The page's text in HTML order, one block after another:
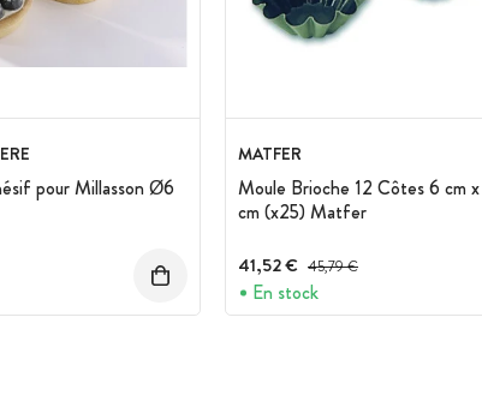
pour Millasson Ø6
MATFER
Moule Brioche 12 Côtes 6 cm
cm (x25) Matfer
41,52 € Prix avant réduction :
45,79 €
En stock